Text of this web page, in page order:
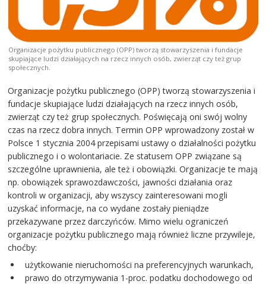
Organizacje pożytku publicznego (OPP) tworzą stowarzyszenia i fundacje
skupiające ludzi działających na rzecz innych osób, zwierząt czy też grup
społecznych.
Organizacje pożytku publicznego (OPP) tworzą stowarzyszenia i
fundacje skupiające ludzi działających na rzecz innych osób,
zwierząt czy też grup społecznych. Poświęcają oni swój wolny
czas na rzecz dobra innych. Termin OPP wprowadzony został w
Polsce 1 stycznia 2004 przepisami ustawy o działalności pożytku
publicznego i o wolontariacie. Ze statusem OPP związane są
szczególne uprawnienia, ale też i obowiązki. Organizacje te mają
np. obowiązek sprawozdawczości, jawności działania oraz
kontroli w organizacji, aby wszyscy zainteresowani mogli
uzyskać informacje, na co wydane zostały pieniądze
przekazywane przez darczyńców. Mimo wielu ograniczeń
organizacje pożytku publicznego mają również liczne przywileje,
choćby:
użytkowanie nieruchomości na preferencyjnych warunkach,
prawo do otrzymywania 1-proc. podatku dochodowego od